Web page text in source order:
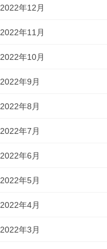
2022年12月
2022年11月
2022年10月
2022年9月
2022年8月
2022年7月
2022年6月
2022年5月
2022年4月
2022年3月